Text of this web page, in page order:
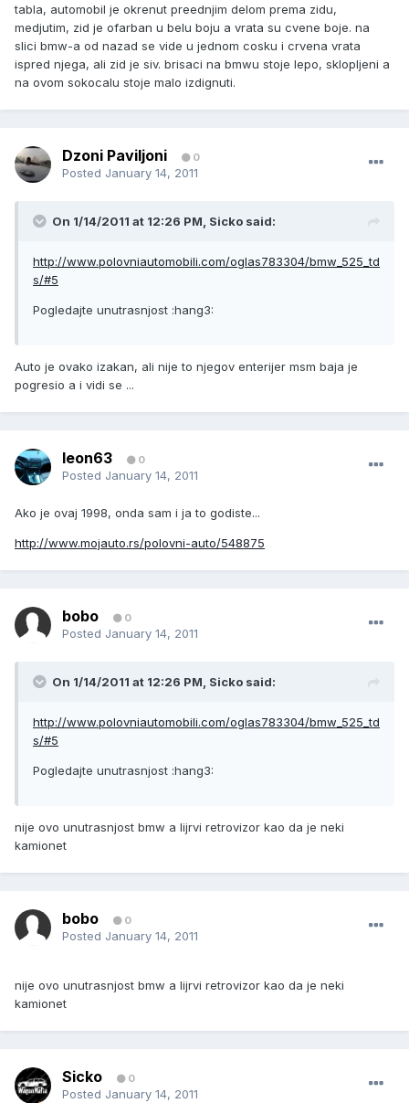
tabla, automobil je okrenut preednjim delom prema zidu,
medjutim, zid je ofarban u belu boju a vrata su cvene boje. na
slici bmw-a od nazad se vide u jednom cosku i crvena vrata
ispred njega, ali zid je siv. brisaci na bmwu stoje lepo, sklopljeni a
na ovom sokocalu stoje malo izdignuti.
Dzoni Paviljoni 0
Posted January 14, 2011
On 1/14/2011 at 12:26 PM, Sicko said:
http://www.polovniautomobili.com/oglas783304/bmw_525_td
s/#5
Pogledajte unutrasnjost :hang3:
Auto je ovako izakan, ali nije to njegov enterijer msm baja je
pogresio a i vidi se ...
leon63 0
Posted January 14, 2011
Ako je ovaj 1998, onda sam i ja to godiste...
http://www.mojauto.rs/polovni-auto/548875
bobo 0
Posted January 14, 2011
On 1/14/2011 at 12:26 PM, Sicko said:
http://www.polovniautomobili.com/oglas783304/bmw_525_td
s/#5
Pogledajte unutrasnjost :hang3:
nije ovo unutrasnjost bmw a lijrvi retrovizor kao da je neki
kamionet
bobo 0
Posted January 14, 2011
nije ovo unutrasnjost bmw a lijrvi retrovizor kao da je neki
kamionet
Sicko 0
Posted January 14, 2011